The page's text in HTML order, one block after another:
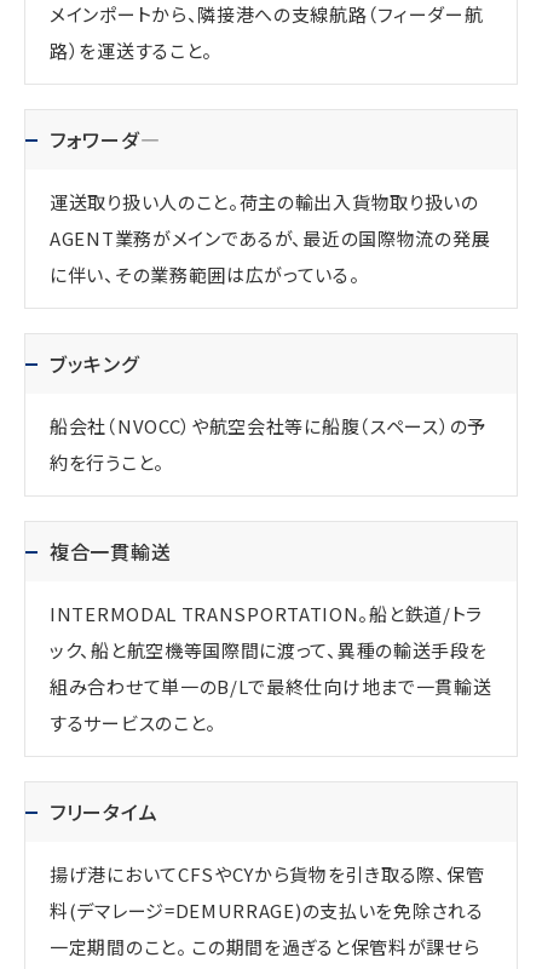
メインポートから、隣接港への支線航路（フィーダー航
路）を運送すること。
フォワーダ―
運送取り扱い人のこと。荷主の輸出入貨物取り扱いの
AGENT業務がメインであるが、最近の国際物流の発展
に伴い、その業務範囲は広がっている。
ブッキング
船会社（NVOCC）や航空会社等に船腹（スペース）の予
約を行うこと。
複合一貫輸送
INTERMODAL TRANSPORTATION。船と鉄道/トラ
ック、船と航空機等国際間に渡って、異種の輸送手段を
組み合わせて単一のB/Lで最終仕向け地まで一貫輸送
するサービスのこと。
フリータイム
揚げ港においてCFSやCYから貨物を引き取る際、保管
料(デマレージ=DEMURRAGE)の支払いを免除される
一定期間のこと。 この期間を過ぎると保管料が課せら